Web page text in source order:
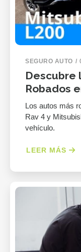
SEGURO AUTO
Descubre
Robados
Los autos más
Rav 4 y
vehículo.
LEER MÁS